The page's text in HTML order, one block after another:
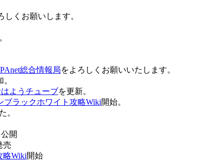
くお願いします。
総合情報局をよろしくお願いいたします。
はようチューブを更新。
ブラックホワイト攻略Wiki開始。
。
開
売
略Wiki開始